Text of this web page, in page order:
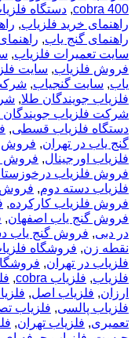
,دستگاه فلزیاب
خرید فلزیاب,راهنمای
گنج یاب,راهنمای
تعمیرات فلزیاب,سایت
فلزیاب,سایت فلزیاب,
سایت گنجیاب,شرکت
جویندگان طلا,شرکت
فلزیاب جویندگان طلا,
فلزیاب قسطی,فروش
در تهران ,فروش
اورجینال ,فروش
فلزیاب درخوزستان,
دسته دوم,فروش
فلزیاب کارکرده, فروش
گنج یاب اصفهان,فروش
, فروش گنج یاب دست
زن,فروشگاه فلزیاب,
در تهران ,فروشگاه
,فلزیاب cobra ,فلزیاب cobra 400
فلزیاب اصل, فلزیاب
پالسی ,فلزیاب تصویری
,فلزیاب تهران ,فلزیاب